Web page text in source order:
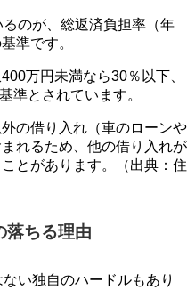
のが、総返済負担率（年
準です。
万円未満なら30％以下、
準とされています。
の借り入れ（車のローンや
れるため、他の借り入れが
とがあります。（出典：住
落ちる理由
い独自のハードルもあり